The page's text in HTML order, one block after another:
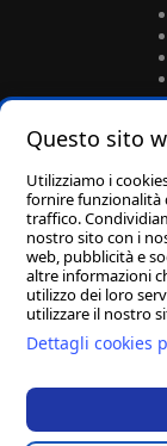
Questo sito
Utilizziamo i
fornire funzionalità
traffico.
nostro sito con i
web, pubblicità e
altre informazioni
utilizzo dei loro
utilizzare il nostro
Dettagli cookies
D.M. ARREDA
C.F. e P.IVA